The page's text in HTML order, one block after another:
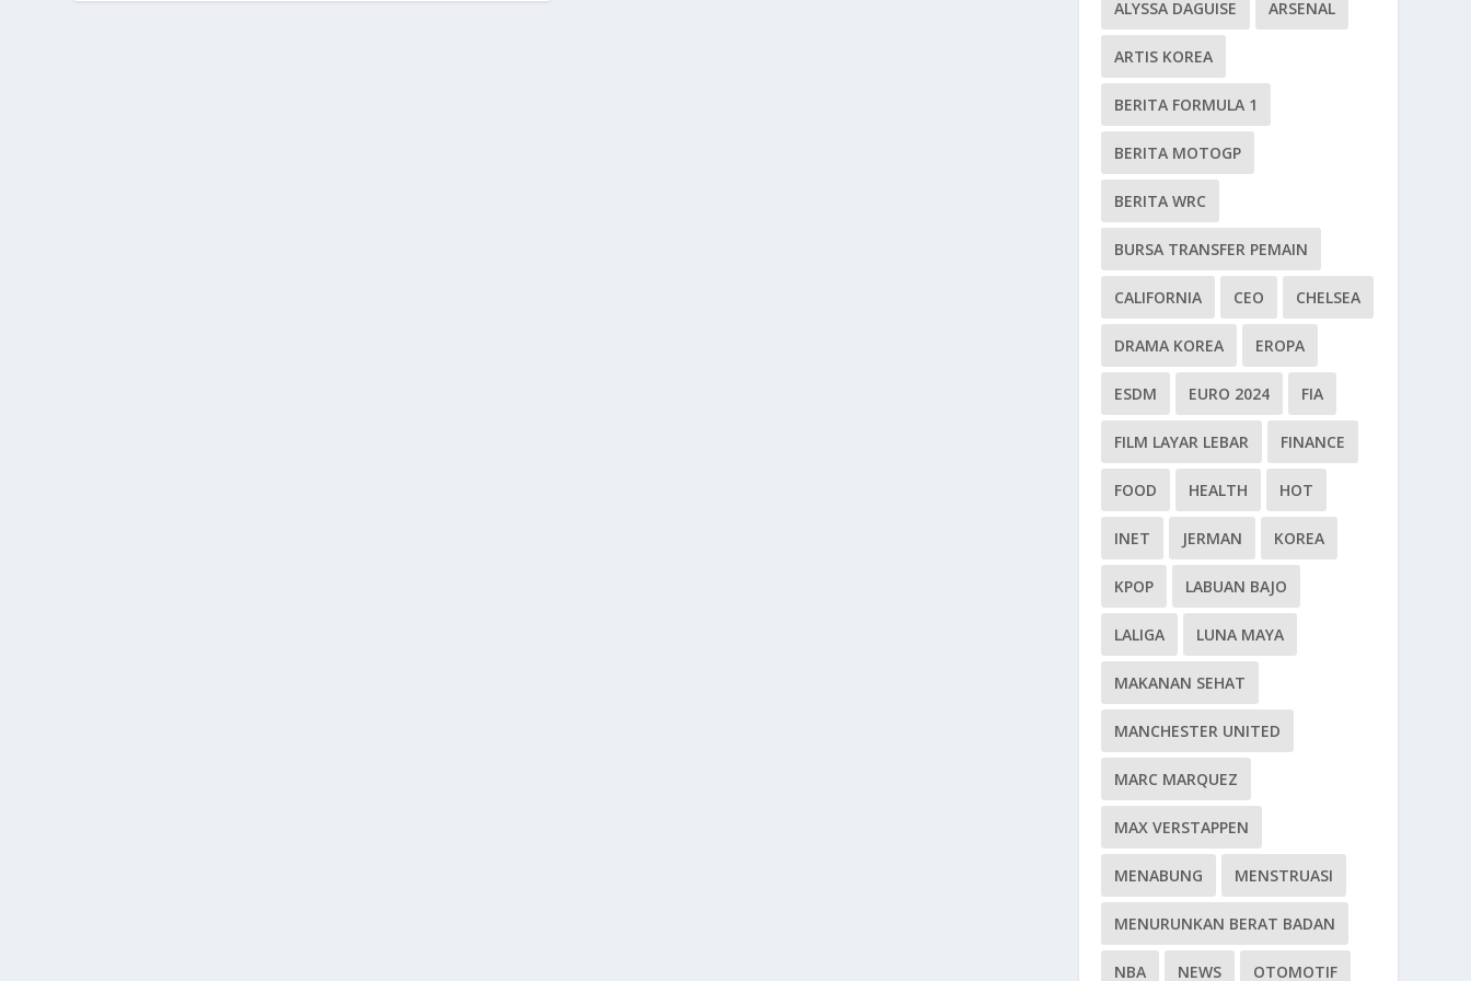
ALYSSA DAGUISE ARSENAL
ARTIS KOREA
BERITA FORMULA 1
BERITA MOTOGP
BERITA WRC
BURSA TRANSFER PEMAIN
CALIFORNIA CEO CHELSEA
DRAMA KOREA EROPA
ESDM EURO 2024 FIA
FILM LAYAR LEBAR FINANCE
FOOD HEALTH HOT
INET JERMAN KOREA
KPOP LABUAN BAJO
LALIGA LUNA MAYA
MAKANAN SEHAT
MANCHESTER UNITED
MARC MARQUEZ
MAX VERSTAPPEN
MENABUNG MENSTRUASI
MENURUNKAN BERAT BADAN
NBA NEWS OTOMOTIF